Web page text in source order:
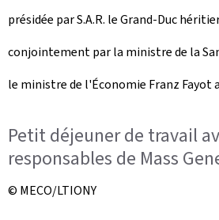
présidée par S.A.R. le Grand-Duc
conjointement par la ministre de la
le ministre de l'Économie Franz Fayot
Petit déjeuner de travail
responsables de Mass
© MECO/LTIONY